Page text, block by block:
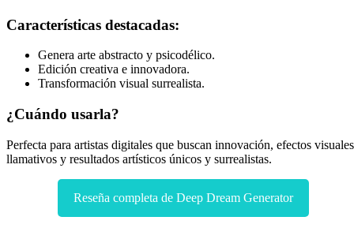
Características destacadas:
Genera arte abstracto y psicodélico.
Edición creativa e innovadora.
Transformación visual surrealista.
¿Cuándo usarla?
Perfecta para artistas digitales que buscan innovación, efectos visuales
llamativos y resultados artísticos únicos y surrealistas.
Reseña completa de Deep Dream Generator